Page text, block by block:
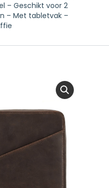
– Geschikt voor 2
– Met tabletvak –